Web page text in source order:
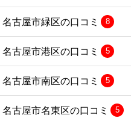
名古屋市緑区の口コミ 8
名古屋市港区の口コミ 5
名古屋市南区の口コミ 5
名古屋市名東区の口コミ 5